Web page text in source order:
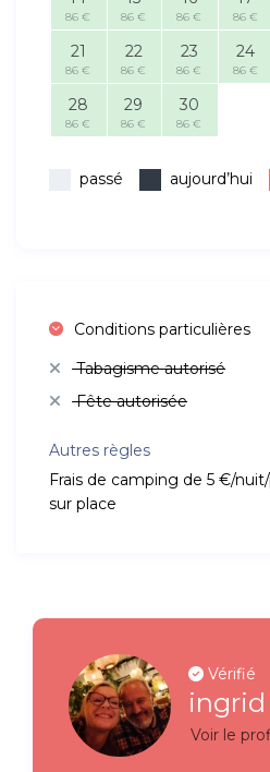
86 € 86 € 86 € 86 €
21
86 €
22
86 €
23
86 €
24
86 €
28
86 €
29
86 €
30
86 €
passé aujourd’hui
Conditions particulières
Tabagisme autorisé
Fête autorisée
Autres règles
Frais de camping de 5 €/
sur place
Vérifié
ingrid
Voir le